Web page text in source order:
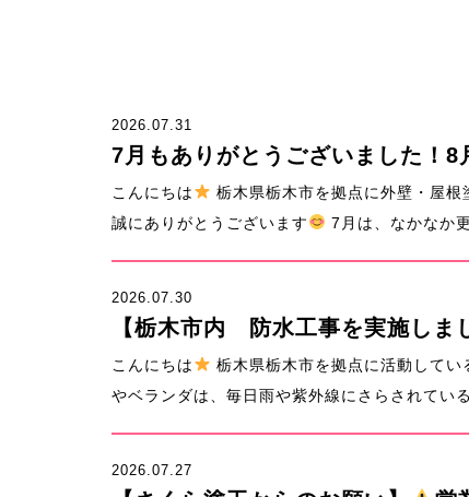
2026.07.31
7月もありがとうございました！
こんにちは 栃木県栃木市を拠点に外壁・屋
誠にありがとうございます
7月は、なかなか
2026.07.30
【栃木市内 防水工事を実施しま
こんにちは 栃木県栃木市を拠点に活動してい
やベランダは、毎日雨や紫外線にさらされてい
2026.07.27